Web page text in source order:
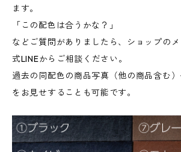
ます。
「この配色は合うかな？」
などご質問がありましたら、ショップの
式LINEからご相談ください。
過去の同配色の商品写真（他の商品含む
をお見せすることも可能です。